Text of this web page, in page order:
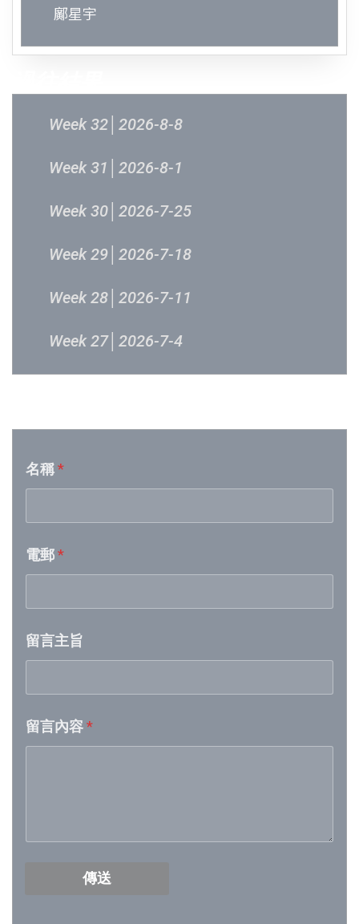
鄺星宇
Week 32│2026-8-8
Week 31│2026-8-1
Week 30│2026-7-25
Week 29│2026-7-18
Week 28│2026-7-11
Week 27│2026-7-4
Week 25│2026-6-20
Week 24│2026-6-12
Week 22│2026-5-30
Week 20│2026-5-16
Week 18│2026-5-2
名稱*
電郵*
留言主旨
留言內容*
傳送